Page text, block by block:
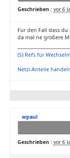
Geschrieben : vor 6
Für den Fall dass
da mal ne größere
(S) Refs für
Netzi-Anteile
wpaul
Geschrieben : vor 6